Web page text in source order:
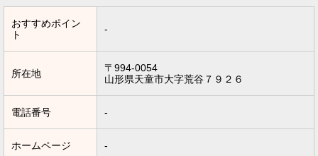
おすすめポイン
ト
-
所在地
〒994-0054
山形県天童市大字荒谷７９２６
電話番号 -
ホームページ -